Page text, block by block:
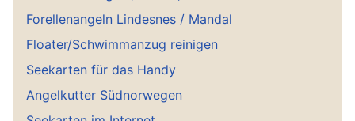
Forellenangeln Lindesnes / Mandal
Floater/Schwimmanzug reinigen
Seekarten für das Handy
Angelkutter Südnorwegen